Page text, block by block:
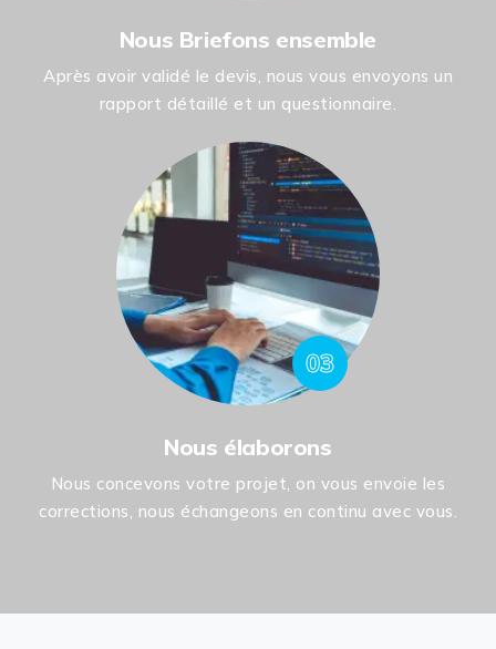
Nous Briefons ensemble
Après avoir validé le devis, nous vous envoyons un
rapport détaillé et un questionnaire.
03
Nous élaborons
Nous concevons votre projet, on vous envoie les
corrections, nous échangeons en continu avec vous.